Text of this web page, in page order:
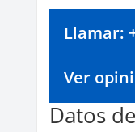
Llamar:
Ver
Datos